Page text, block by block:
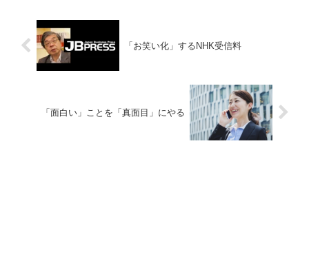
「お笑い化」するNHK受信料
「面白い」ことを「真面目」にやる